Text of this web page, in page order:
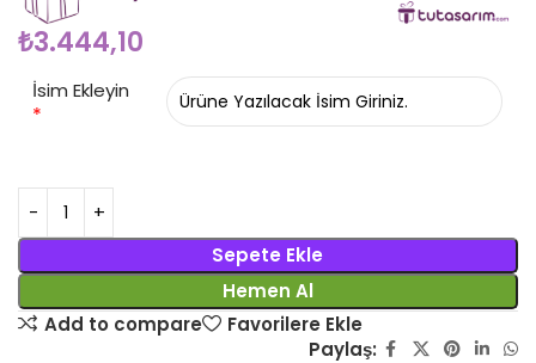
₺3.444,10
İsim Ekleyin
*
Sepete Ekle
Hemen Al
Add to compare
Favorilere Ekle
Paylaş: